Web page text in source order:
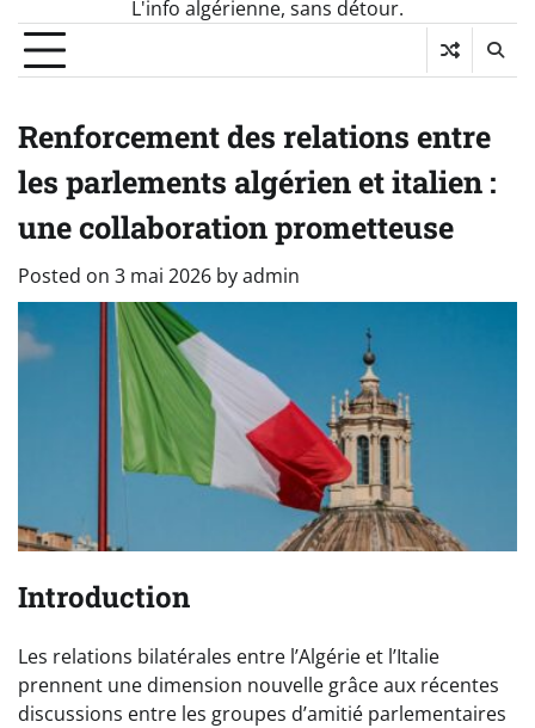
L'info algérienne, sans détour.
Renforcement des relations entre
les parlements algérien et italien :
une collaboration prometteuse
Posted on 3 mai 2026 byadmin
Introduction
Les relations bilatérales entre l’Algérie et l’Italie
prennent une dimension nouvelle grâce aux récentes
discussions entre les groupes d’amitié parlementaires